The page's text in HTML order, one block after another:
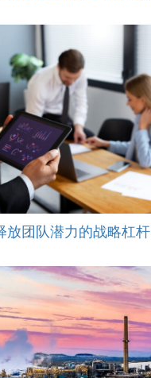
放团队潜力的战略杠杆